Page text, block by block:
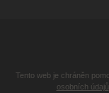
Tento web je chráněn
osobních údajů